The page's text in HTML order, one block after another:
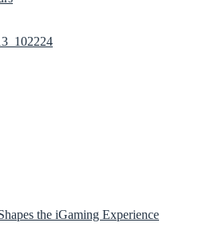
the iGaming Experience